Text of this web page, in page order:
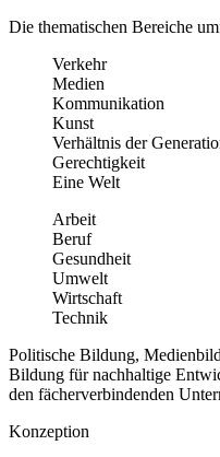
Die thematischen Bereiche
Verkehr
Medien
Kommunikation
Kunst
Verhältnis der
Gerechtigkeit
Eine Welt
Arbeit
Beruf
Gesundheit
Umwelt
Wirtschaft
Technik
Politische Bildung,
Bildung für nachhaltige
den fächerverbindenden
Konzeption